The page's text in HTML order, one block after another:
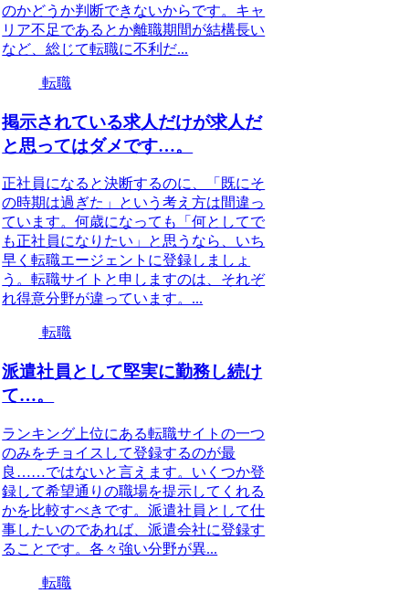
のかどうか判断できないからです。キャ
リア不足であるとか離職期間が結構長い
など、総じて転職に不利だ...
転職
掲示されている求人だけが求人だ
と思ってはダメです…。
正社員になると決断するのに、「既にそ
の時期は過ぎた」という考え方は間違っ
ています。何歳になっても「何としてで
も正社員になりたい」と思うなら、いち
早く転職エージェントに登録しましょ
う。転職サイトと申しますのは、それぞ
れ得意分野が違っています。...
転職
派遣社員として堅実に勤務し続け
て…。
ランキング上位にある転職サイトの一つ
のみをチョイスして登録するのが最
良……ではないと言えます。いくつか登
録して希望通りの職場を提示してくれる
かを比較すべきです。派遣社員として仕
事したいのであれば、派遣会社に登録す
ることです。各々強い分野が異...
転職